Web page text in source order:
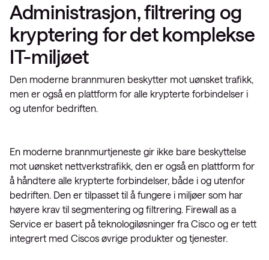
Administrasjon, filtrering og
kryptering for det komplekse
IT-miljøet
Den moderne brannmuren beskytter mot uønsket trafikk,
men er også en plattform for alle krypterte forbindelser i
og utenfor bedriften.
En moderne brannmurtjeneste gir ikke bare beskyttelse
mot uønsket nettverkstrafikk, den er også en plattform for
å håndtere alle krypterte forbindelser, både i og utenfor
bedriften. Den er tilpasset til å fungere i miljøer som har
høyere krav til segmentering og filtrering. Firewall as a
Service er basert på teknologiløsninger fra Cisco og er tett
integrert med Ciscos øvrige produkter og tjenester.